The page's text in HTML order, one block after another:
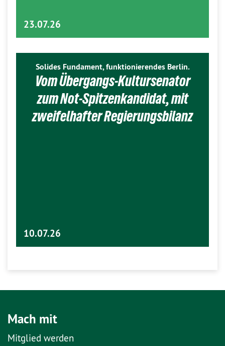
23.07.26
Solides Fundament, funktionierendes Berlin.
Vom Übergangs-Kultursenator
zum Not-Spitzenkandidat, mit
zweifelhafter Regierungsbilanz
10.07.26
Mach mit
Mitglied werden